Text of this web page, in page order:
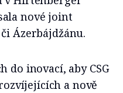
nové joint
Ázerbájdžánu.
do inovací, aby CSG
a nově